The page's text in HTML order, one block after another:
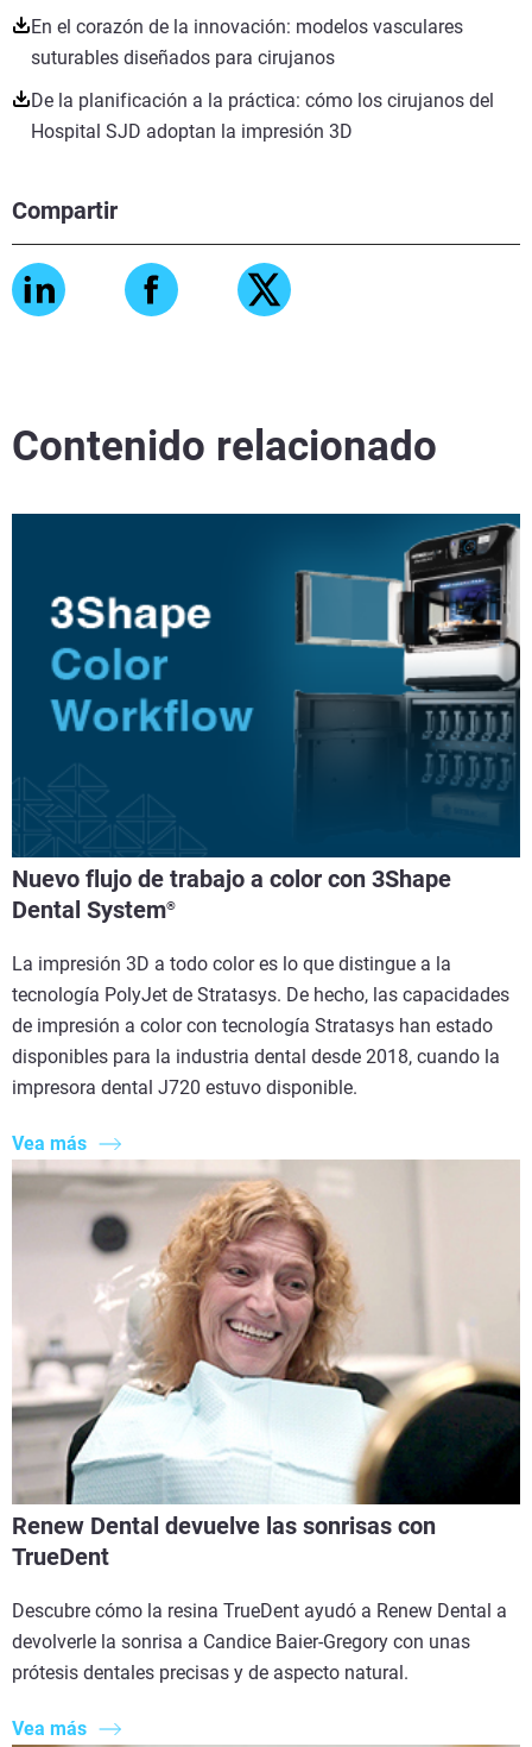
En el corazón de la innovación: modelos vasculares
suturables diseñados para cirujanos
De la planificación a la práctica: cómo los cirujanos del
Hospital SJD adoptan la impresión 3D
Compartir
Contenido relacionado
Nuevo flujo de trabajo a color con 3Shape
Dental System®
La impresión 3D a todo color es lo que distingue a la
tecnología PolyJet de Stratasys. De hecho, las capacidades
de impresión a color con tecnología Stratasys han estado
disponibles para la industria dental desde 2018, cuando la
impresora dental J720 estuvo disponible.
Vea más
Renew Dental devuelve las sonrisas con
TrueDent
Descubre cómo la resina TrueDent ayudó a Renew Dental a
devolverle la sonrisa a Candice Baier-Gregory con unas
prótesis dentales precisas y de aspecto natural.
Vea más